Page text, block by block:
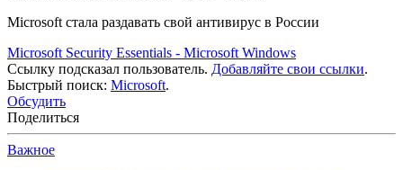
Microsoft стала раздавать свой антивирус в России
Microsoft Security Essentials - Microsoft Windows
Ссылку подсказал пользователь. Добавляйте свои ссылки.
Быстрый поиск: Microsoft.
Обсудить
Поделиться
Важное